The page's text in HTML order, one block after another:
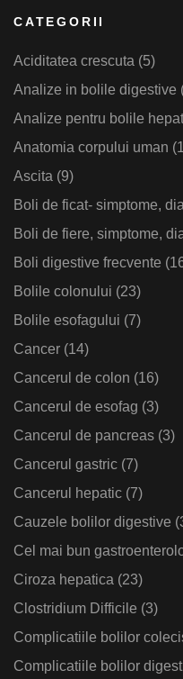
CATEGORII
Aciditatea crescuta (5)
Analize in bolile digestive
Analize pentru bolile
Anatomia corpului uman
Ascita (9)
Boli de ficat- simptome,
Boli de fiere, simptome,
Boli digestive frecvente
Bolile colonului (23)
Bolile esofagului (7)
Cancer (14)
Cancerul de colon (16)
Cancerul de esofag (3)
Cancerul de pancreas (3)
Cancerul gastric (7)
Cancerul hepatic (7)
Cauzele bolilor digestive
Cel mai bun
Ciroza hepatica (23)
Clostridium Difficile (3)
Complicatiile bolilor
Complicatiile bolilor